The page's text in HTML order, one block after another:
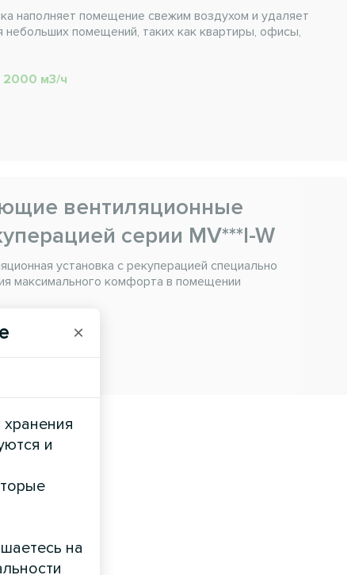
наполняет помещение свежим воздухом и удаляет
небольших помещений, таких как квартиры, офисы,
2000 м3/ч
вентиляционные
серии MV***I-W
установка с рекуперацией специально
максимального комфорта в помещении
×
и
на